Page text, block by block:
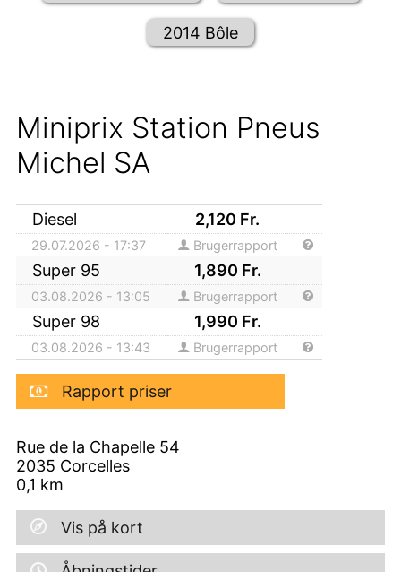
2014 Bôle
Miniprix Station Pneus
Michel SA
Diesel 2,120 Fr.
29.07.2026 - 17:37 Brugerrapport
Super 95 1,890 Fr.
03.08.2026 - 13:05 Brugerrapport
Super 98 1,990 Fr.
03.08.2026 - 13:43 Brugerrapport
Rapport priser
Rue de la Chapelle 54
2035 Corcelles
0,1 km
Vis på kort